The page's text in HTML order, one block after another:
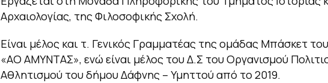
Αρχαιολογίας, της Φιλοσοφικής Σχολή.
Είναι μέλος και τ. Γενικός Γραμματέας της ομάδας Μπάσκετ
«ΑΟ ΑΜΥΝΤΑΣ», ενώ είναι μέλος του Δ.Σ του Οργανισμού
Αθλητισμού του δήμου Δάφνης – Υμηττού από το 2019.